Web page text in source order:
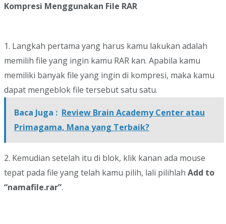
Kompresi Menggunakan File RAR
1. Langkah pertama yang harus kamu lakukan adalah
memilih file yang ingin kamu RAR kan. Apabila kamu
memiliki banyak file yang ingin di kompresi, maka kamu
dapat mengeblok file tersebut satu satu.
Baca Juga : Review Brain Academy Center atau
Primagama, Mana yang Terbaik?
2. Kemudian setelah itu di blok, klik kanan ada mouse
tepat pada file yang telah kamu pilih, lali pilihlah Add to
“namafile.rar”.